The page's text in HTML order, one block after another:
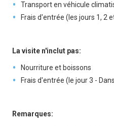
Transport en véhicule
Frais d'entrée (les jours 1, 2
La visite n'inclut pas:
Nourriture et boissons
Frais d'entrée (le jour 3 -
Remarques: